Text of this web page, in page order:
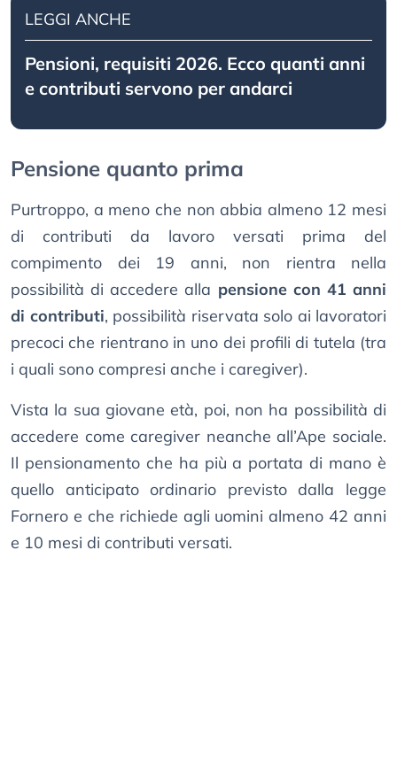
LEGGI ANCHE
Pensioni, requisiti 2026. Ecco quanti anni
e contributi servono per andarci
Pensione quanto prima
Purtroppo, a meno che non abbia almeno 12 mesi
di contributi da lavoro versati prima del
compimento dei 19 anni, non rientra nella
possibilità di accedere alla pensione con 41 anni
di contributi, possibilità riservata solo ai lavoratori
precoci che rientrano in uno dei profili di tutela (tra
i quali sono compresi anche i caregiver).
Vista la sua giovane età, poi, non ha possibilità di
accedere come caregiver neanche all’Ape sociale.
Il pensionamento che ha più a portata di mano è
quello anticipato ordinario previsto dalla legge
Fornero e che richiede agli uomini almeno 42 anni
e 10 mesi di contributi versati.